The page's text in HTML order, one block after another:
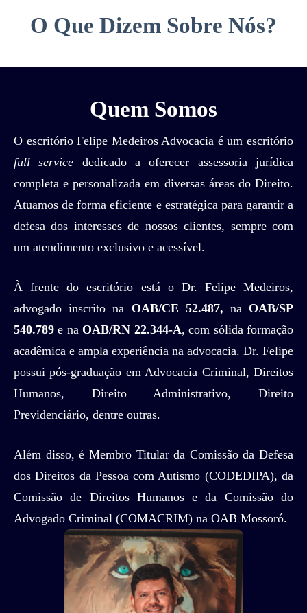
O Que Dizem Sobre Nós?
Quem Somos
O escritório Felipe Medeiros Advocacia é um escritório
full service dedicado a oferecer assessoria jurídica
completa e personalizada em diversas áreas do Direito.
Atuamos de forma eficiente e estratégica para garantir a
defesa dos interesses de nossos clientes, sempre com
um atendimento exclusivo e acessível.
À frente do escritório está o Dr. Felipe Medeiros,
advogado inscrito na OAB/CE 52.487, na OAB/SP
540.789e na OAB/RN 22.344-A, com sólida formação
acadêmica e ampla experiência na advocacia. Dr. Felipe
possui pós-graduação em Advocacia Criminal, Direitos
Humanos, Direito Administrativo, Direito
Previdenciário, dentre outras.
Além disso, é Membro Titular da Comissão da Defesa
dos Direitos da Pessoa com Autismo (CODEDIPA), da
Comissão de Direitos Humanos e da Comissão do
Advogado Criminal (COMACRIM) na OAB Mossoró.